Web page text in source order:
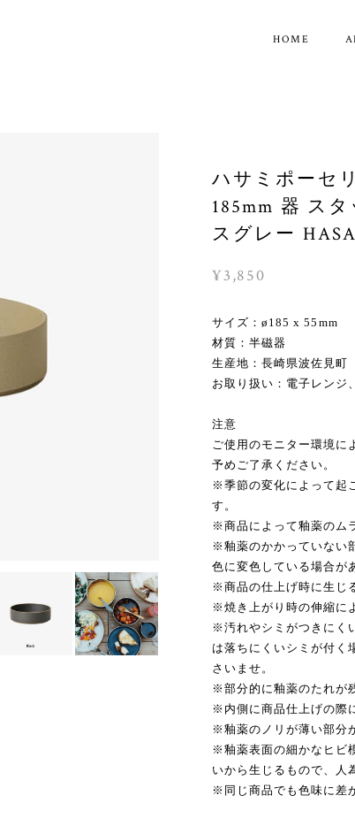
HOME
ハサミポーセ
185mm 器 ス
スグレー
¥3,850
サイズ：ø185 x 55mm
材質：半磁器
生産地：長崎県波佐見町
お取り扱い：電子レンジ
注意
ご使用のモニター環境に
予めご了承ください。
※季節の変化によって起
す。
※商品によって釉薬のム
※釉薬のかかっていない
色に変色している場合が
※商品の仕上げ時に生じ
※焼き上がり時の伸縮に
※汚れやシミがつきにく
は落ちにくいシミが付く
さいませ。
※部分的に釉薬のたれが
※内側に商品仕上げの際
※釉薬のノリが薄い部分
※釉薬表面の細かなヒビ
いから生じるもので、人
※同じ商品でも色味に差